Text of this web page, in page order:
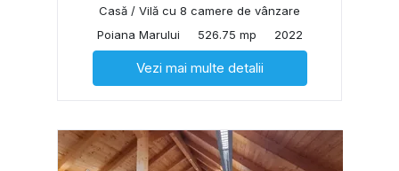
Casă / Vilă cu 8 camere de vânzare
Poiana Marului
526.75 mp 2022
Vezi mai multe detalii